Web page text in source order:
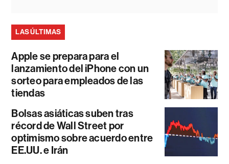
LAS ÚLTIMAS
Apple se prepara para el
lanzamiento del iPhone con un
sorteo para empleados de las
tiendas
Bolsas asiáticas suben tras
récord de Wall Street por
optimismo sobre acuerdo entre
EE.UU. e Irán